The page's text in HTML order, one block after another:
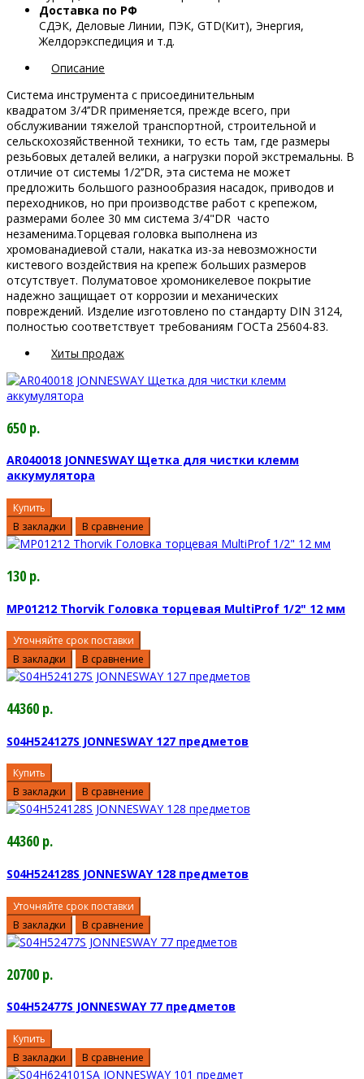
Доставка по РФ
СДЭК, Деловые Линии, ПЭК, GTD(Кит), Энергия,
Желдорэкспедиция и т.д.
Описание
Система инструмента с присоединительным
квадратом 3/4’’DR применяется, прежде всего, при
обслуживании тяжелой транспортной, строительной и
сельскохозяйственной техники, то есть там, где размеры
резьбовых деталей велики, а нагрузки порой экстремальны. В
отличие от системы 1/2’’DR, эта система не может
предложить большого разнообразия насадок, приводов и
переходников, но при производстве работ с крепежом,
размерами более 30 мм система 3/4"DR часто
незаменима.Торцевая головка выполнена из
хромованадиевой стали, накатка из-за невозможности
кистевого воздействия на крепеж больших размеров
отсутствует. Полуматовое хромоникелевое покрытие
надежно защищает от коррозии и механических
повреждений. Изделие изготовлено по стандарту DIN 3124,
полностью соответствует требованиям ГОСТа 25604-83.
Хиты продаж
650 р.
AR040018 JONNESWAY Щетка для чистки клемм
аккумулятора
Купить
В закладки
В сравнение
130 р.
MP01212 Thorvik Головка торцевая MultiProf 1/2" 12 мм
Уточняйте срок поставки
В закладки
В сравнение
44360 р.
S04H524127S JONNESWAY 127 предметов
Купить
В закладки
В сравнение
44360 р.
S04H524128S JONNESWAY 128 предметов
Уточняйте срок поставки
В закладки
В сравнение
20700 р.
S04H52477S JONNESWAY 77 предметов
Купить
В закладки
В сравнение